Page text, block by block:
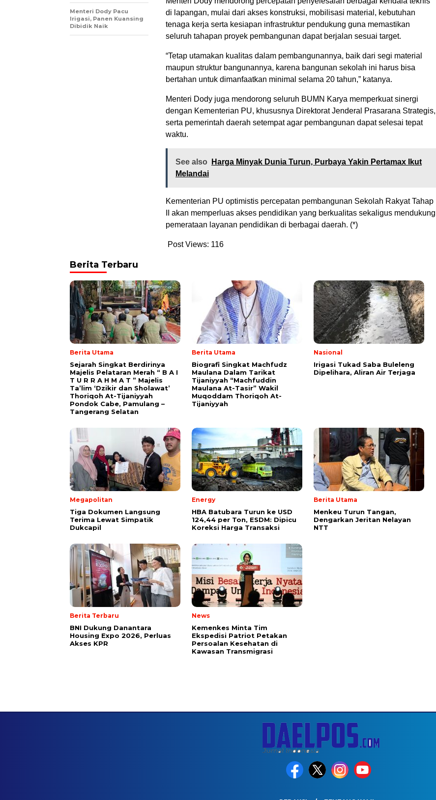
di lapangan, mulai dari akses konstruksi, mobilisasi material, kebutuhan
tenaga kerja serta kesiapan infrastruktur pendukung guna memastikan
seluruh tahapan proyek pembangunan dapat berjalan sesuai target.
“Tetap utamakan kualitas dalam pembangunannya, baik dari segi material
maupun struktur bangunannya, karena bangunan sekolah ini harus bisa
bertahan untuk dimanfaatkan minimal selama 20 tahun,” katanya.
Menteri Dody juga mendorong seluruh BUMN Karya memperkuat sinergi
dengan Kementerian PU, khususnya Direktorat Jenderal Prasarana Strategis,
serta pemerintah daerah setempat agar pembangunan dapat selesai tepat
waktu.
See also
Harga Minyak Dunia Turun, Purbaya Yakin Pertamax Ikut
Melandai
Kementerian PU optimistis percepatan pembangunan Sekolah Rakyat Tahap
II akan memperluas akses pendidikan yang berkualitas sekaligus mendukung
pemerataan layanan pendidikan di berbagai daerah. (*)
Post Views: 116
Menteri Dody Pacu
Irigasi, Panen Kuansing
Dibidik Naik
Berita Terbaru
Berita Utama
Sejarah Singkat Berdirinya
Majelis Pelataran Merah “ B A I
T U R R A H M A T ” Majelis
Ta’lim ‘Dzikir dan Sholawat’
Thoriqoh At-Tijaniyyah
Pondok Cabe, Pamulang –
Tangerang Selatan
Berita Utama
Biografi Singkat Machfudz
Maulana Dalam Tarikat
Tijaniyyah “Machfuddin
Maulana At-Tasir” Wakil
Muqoddam Thoriqoh At-
Tijaniyyah
Nasional
Irigasi Tukad Saba Buleleng
Dipelihara, Aliran Air Terjaga
Megapolitan
Tiga Dokumen Langsung
Terima Lewat Simpatik
Dukcapil
Energy
HBA Batubara Turun ke USD
124,44 per Ton, ESDM: Dipicu
Koreksi Harga Transaksi
Berita Utama
Menkeu Turun Tangan,
Dengarkan Jeritan Nelayan
NTT
Berita Terbaru
BNI Dukung Danantara
Housing Expo 2026, Perluas
Akses KPR
News
Kemenkes Minta Tim
Ekspedisi Patriot Petakan
Persoalan Kesehatan di
Kawasan Transmigrasi